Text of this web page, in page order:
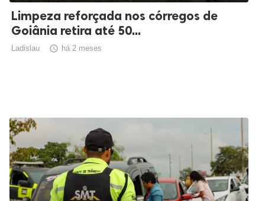
Limpeza reforçada nos córregos de
Goiânia retira até 50...
Ladislau  há 2 meses